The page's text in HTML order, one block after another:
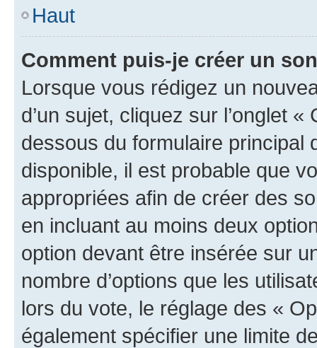
Haut
Comment puis-je créer un
Lorsque vous rédigez un
d’un sujet, cliquez sur l’onglet
dessous du formulaire principal
disponible, il est probable que
appropriées afin de créer des
en incluant au moins deux
option devant être insérée sur
nombre d’options que les
lors du vote, le réglage des «
également spécifier une limite